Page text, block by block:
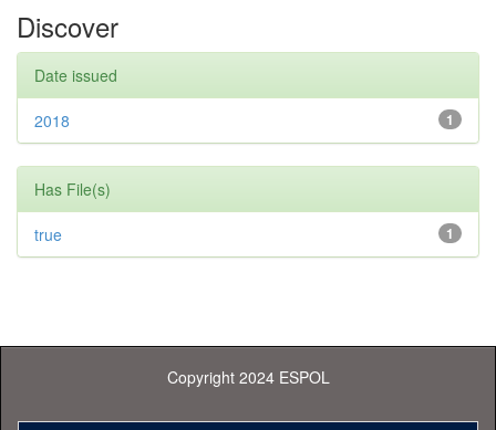
Discover
Date issued
1
2018
Has File(s)
1
true
Copyright 2024 ESPOL